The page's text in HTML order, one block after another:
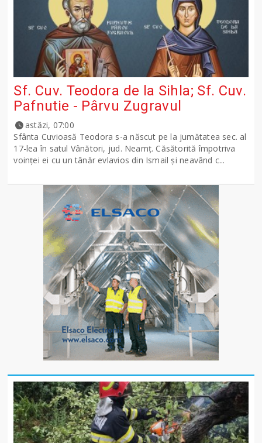
Sf. Cuv. Teodora de la Sihla; Sf. Cuv.
Pafnutie - Pârvu Zugravul
astăzi, 07:00
Sfânta Cuvioasă Teodora s-a născut pe la jumătatea sec. al
17-lea în satul Vânători, jud. Neamţ. Căsătorită împotriva
voinţei ei cu un tânăr evlavios din Ismail şi neavând c...